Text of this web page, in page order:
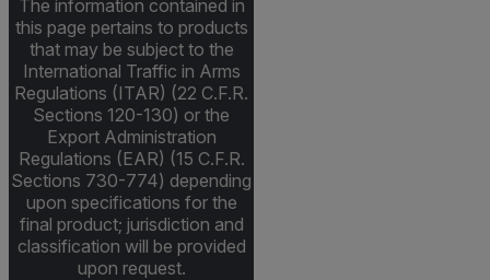
The information contained in
this page pertains to products
that may be subject to the
International Traffic in Arms
Regulations (ITAR) (22 C.F.R.
Sections 120-130) or the
Export Administration
Regulations (EAR) (15 C.F.R.
Sections 730-774) depending
upon specifications for the
final product; jurisdiction and
classification will be provided
upon request.